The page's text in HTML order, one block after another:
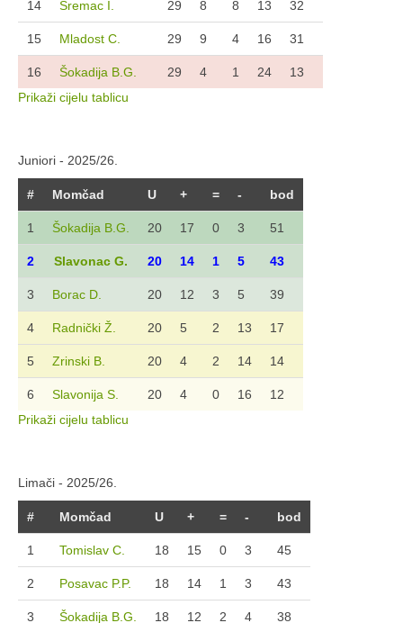
14 Sremac I. 29 8 8 13 32
15 Mladost C. 29 9 4 16 31
16 Šokadija B.G. 29 4 1 24
13
Prikaži cijelu tablicu
Juniori - 2025/26.
# Momčad U + = - bod
1 Šokadija B.G. 20 17 0 3 51
2 Slavonac G. 20 14 1 5 43
3 Borac D. 20 12 3 5 39
4 Radnički Ž. 20 5 2 13 17
5 Zrinski B. 20 4 2 14 14
6 Slavonija S. 20 4 0 16
12
Prikaži cijelu tablicu
Limači - 2025/26.
# Momčad U + = - bod
1 Tomislav C. 18 15 0 3 45
2 Posavac P.P. 18 14 1 3 43
3 Šokadija B.G. 18 12 2 4 38